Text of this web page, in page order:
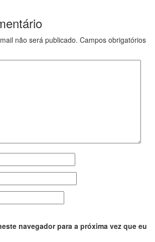
não será publicado. Campos obrigatórios
navegador para a próxima vez que eu